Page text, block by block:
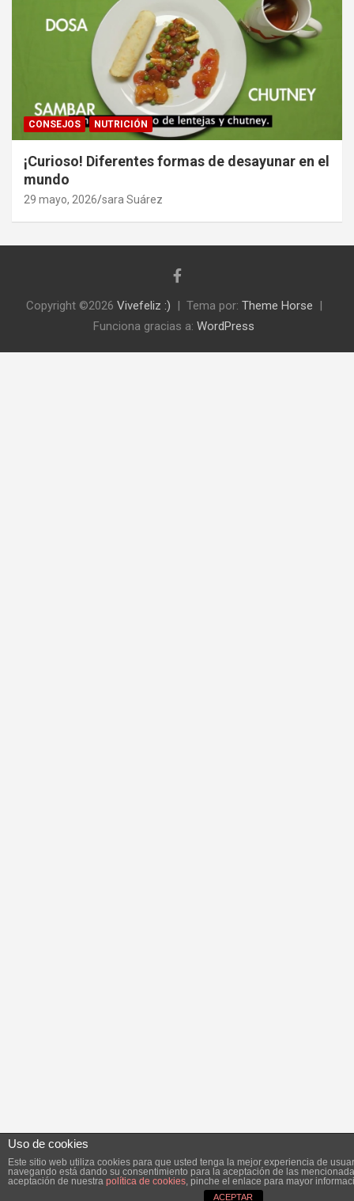
CONSEJOS NUTRICIÓN
¡Curioso! Diferentes formas de desayunar en el
mundo
29 mayo, 2026 sara Suárez
Copyright ©2026 Vivefeliz :) Tema por: Theme Horse
Funciona gracias a: WordPress
Uso de cookies
Este sitio web utiliza cookies para que usted tenga la mejor experiencia de
navegando está dando su consentimiento para la aceptación de las
aceptación de nuestra política de cookies, pinche el enlace para mayor
ACEPTAR